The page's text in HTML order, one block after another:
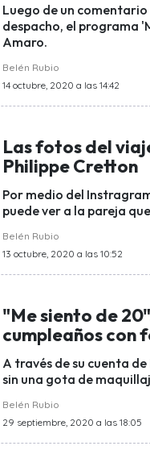
Luego de un
despacho, el programa
Amaro.
Belén Rubio
14 octubre, 2020 a las 14:42
Las fotos del
Philippe Cretton
Por medio del
puede ver a la pareja
Belén Rubio
13 octubre, 2020 a las 10:52
"Me siento de
cumpleaños con
A través de su cuenta
sin una gota de
Belén Rubio
29 septiembre, 2020 a las 18:05